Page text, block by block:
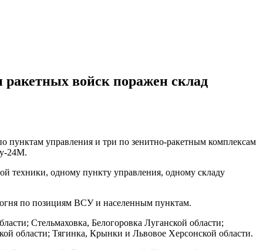
войск поражен склад
пунктам управления и три по зенитно-ракетным комплексам
24М.
техники, одному пункту управления, одному складу
огня по позициям ВСУ и населенным пунктам.
Стельмаховка, Белогоровка Луганской области;
области; Тягинка, Крынки и Львовое Херсонской области.